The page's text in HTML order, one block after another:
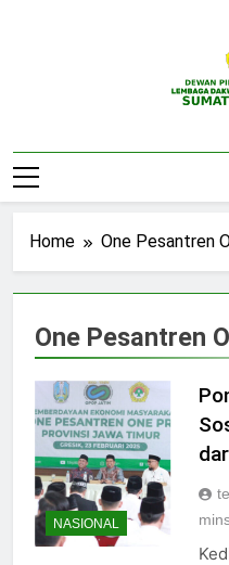
Home One Pesantren
One Pesantren
NASIONAL